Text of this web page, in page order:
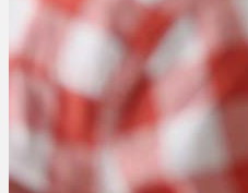
Angststörungen
Chronische Migräne
Depressionen